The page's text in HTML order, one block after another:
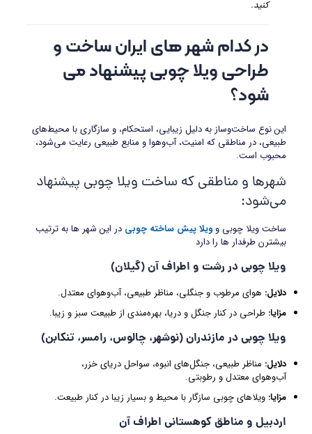
کنید.
در کدام شهر های ایران ساخت و
طراحی ویلا چوبی پیشنهاد می
شود؟
این نوع ساخت‌وساز به دلیل زیبایی، استحکام، و سازگاری با محیط‌های
طبیعی، در مناطقی که امنیت، آب‌وهوا و منابع طبیعی رعایت می‌شود،
محبوب است.
شهرها و مناطقی که ساخت ویلا چوبی پیشنهاد
می‌شود:
ساخت ویلا چوبی وویلا پیش ساخته چوبی در این شهر ها به ترتیب
بیشترن طرفدار ها را دارد
ویلا چوبی در رشت و اطراف آن (گیلان)
دلایل: هوای مرطوب و جنگلی، مناظر طبیعی، آب‌وهوای معتدل.
مزایا: طراحی در کنار جنگل و دریا، بهره‌مندی از طبیعت سبز و زیبا.
ویلا چوبی در مازندران (نوشهر، چالوس، رامسر، تنکابن)
دلایل: مناظر طبیعی، جنگل‌های انبوه، سواحل دریای خزر،
آب‌وهوای معتدل و رطوبتی.
مزایا: ویلاهای چوبی سازگار با محیط و بسیار زیبا در کنار طبیعت.
اردبیل و مناطق کوهستانی اطراف آن